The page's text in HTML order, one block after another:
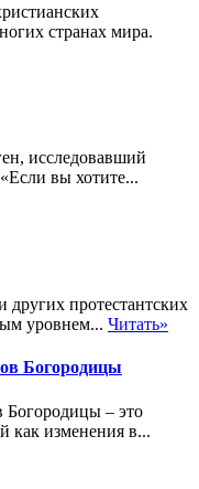
странах мира.
исследовавший
вы хотите...
протестантских
уровнем... Читать»
Богородицы
Богородицы – это
как изменения в...